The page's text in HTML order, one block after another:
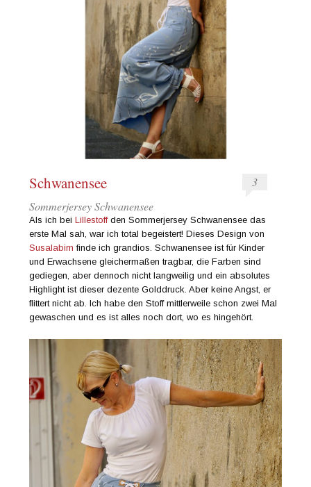
Schwanensee
3
Sommerjersey Schwanensee
Als ich beiLillestoffden Sommerjersey Schwanensee das
erste Mal sah, war ich total begeistert! Dieses Design von
Susalabim finde ich grandios. Schwanensee ist für Kinder
und Erwachsene gleichermaßen tragbar, die Farben sind
gediegen, aber dennoch nicht langweilig und ein absolutes
Highlight ist dieser dezente Golddruck. Aber keine Angst, er
flittert nicht ab. Ich habe den Stoff mittlerweile schon zwei Mal
gewaschen und es ist alles noch dort, wo es hingehört.